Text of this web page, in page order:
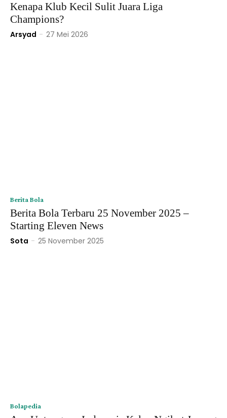
Kenapa Klub Kecil Sulit Juara Liga
Champions?
Arsyad - 27 Mei 2026
Berita Bola
Berita Bola Terbaru 25 November 2025 –
Starting Eleven News
Sota - 25 November 2025
Bolapedia